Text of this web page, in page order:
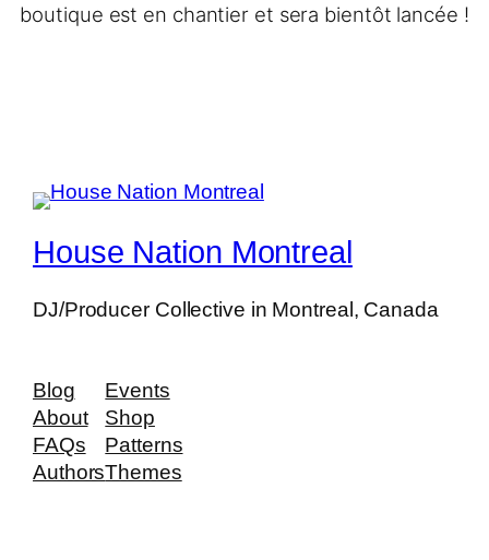
boutique est en chantier et sera bientôt lancée !
House Nation Montreal
DJ/Producer Collective in Montreal, Canada
Blog
About
FAQs
Authors
Events
Shop
Patterns
Themes